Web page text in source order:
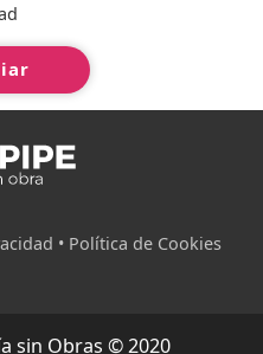
• Política de Cookies
sin Obras © 2020